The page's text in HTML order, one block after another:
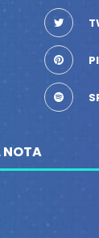
NOTA